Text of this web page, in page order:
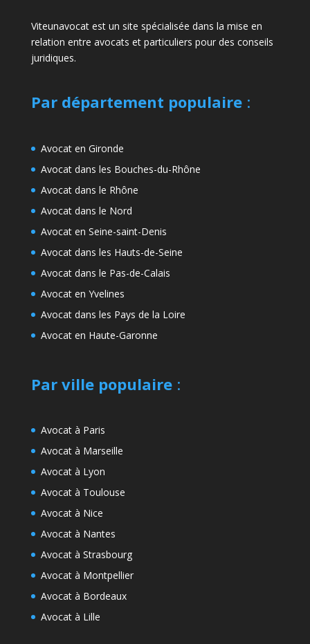
Viteunavocat est un site spécialisée dans la mise en
relation entre avocats et particuliers pour des conseils
juridiques.
Par département populaire:
Avocat en Gironde
Avocat dans les Bouches-du-Rhône
Avocat dans le Rhône
Avocat dans le Nord
Avocat en Seine-saint-Denis
Avocat dans les Hauts-de-Seine
Avocat dans le Pas-de-Calais
Avocat en Yvelines
Avocat dans les Pays de la Loire
Avocat en Haute-Garonne
Par ville populaire:
Avocat à Paris
Avocat à Marseille
Avocat à Lyon
Avocat à Toulouse
Avocat à Nice
Avocat à Nantes
Avocat à Strasbourg
Avocat à Montpellier
Avocat à Bordeaux
Avocat à Lille